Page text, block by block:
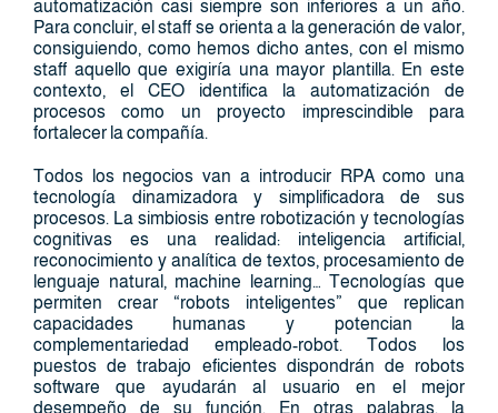
automatización casi siempre son inferiores a un año.
Para concluir, el staff se orienta a la generación de valor,
consiguiendo, como hemos dicho antes, con el mismo
staff aquello que exigiría una mayor plantilla. En este
contexto, el CEO identifica la automatización de
procesos como un proyecto imprescindible para
fortalecer la compañía.
Todos los negocios van a introducir RPA como una
tecnología dinamizadora y simplificadora de sus
procesos. La simbiosis entre robotización y tecnologías
cognitivas es una realidad: inteligencia artificial,
reconocimiento y analítica de textos, procesamiento de
lenguaje natural, machine learning… Tecnologías que
permiten crear “robots inteligentes” que replican
capacidades humanas y potencian la
complementariedad empleado-robot. Todos los
puestos de trabajo eficientes dispondrán de robots
software que ayudarán al usuario en el mejor
desempeño de su función. En otras palabras, la